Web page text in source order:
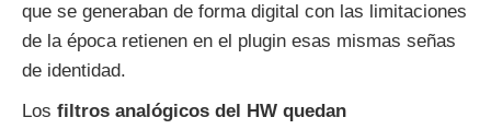
que se generaban de forma digital con las limitaciones
de la época retienen en el plugin esas mismas señas
de identidad.
Los filtros analógicos del HW quedan